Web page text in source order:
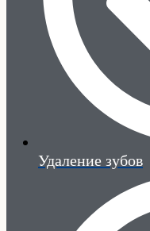
Удаление зубов